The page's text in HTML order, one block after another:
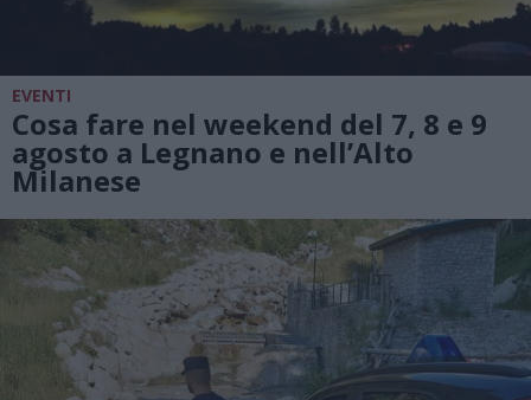
EVENTI
Cosa fare nel weekend del 7, 8 e 9
agosto a Legnano e nell’Alto
Milanese